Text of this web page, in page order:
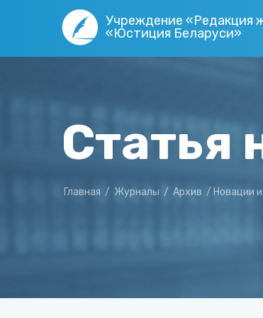
Учреждение «Редакция
«Юстиция Беларуси»
Статья
Главная / Журналы / Архив / Новации